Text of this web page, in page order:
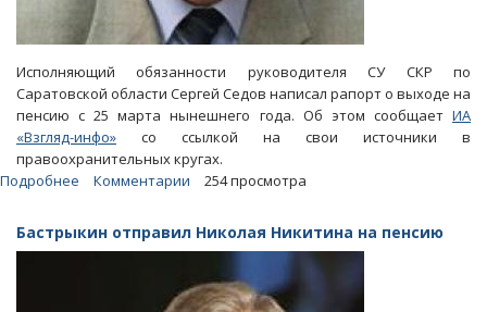
Исполняющий обязанности руководителя СУ СКР по
Саратовской области Сергей Седов написал рапорт о выходе на
пенсию с 25 марта нынешнего года. Об этом сообщает ИА
«Взгляд-инфо» со ссылкой на свои источники в
правоохранительных кругах.
Подробнее
Николаем
Комментарии 254 просмотра
Бастрыкин отправил Николая Никитина на пенсию